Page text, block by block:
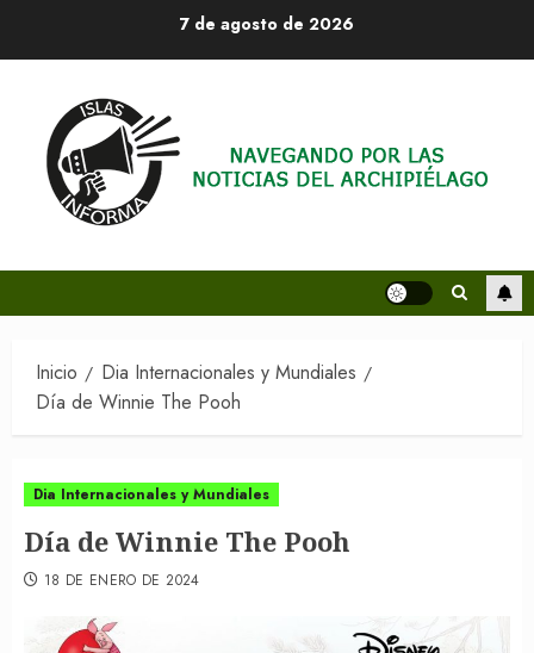
7 de agosto de 2026
Inicio
Dia Internacionales y Mundiales
Día de Winnie The Pooh
Dia Internacionales y Mundiales
Día de Winnie The Pooh
18 DE ENERO DE 2024